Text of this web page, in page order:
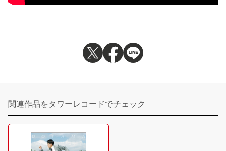
関連作品をタワーレコードでチェック